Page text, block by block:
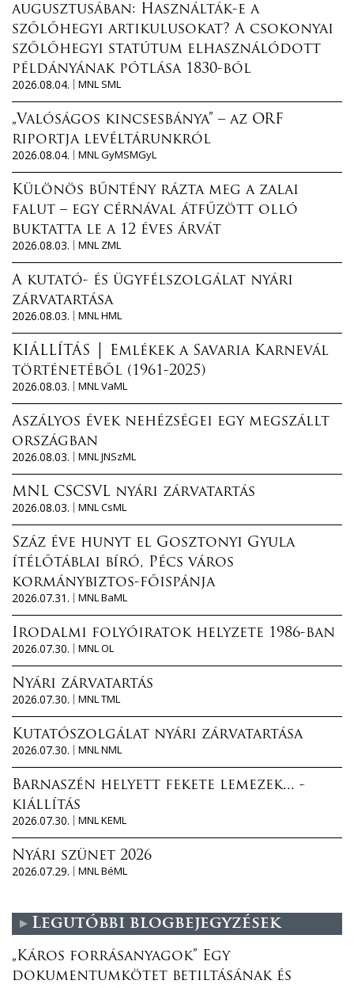
augusztusában: Használták-e a
szőlőhegyi artikulusokat? A csokonyai
szőlőhegyi statútum elhasználódott
példányának pótlása 1830-ból
2026.08.04.
MNL SML
„Valóságos kincsesbánya” – az ORF
riportja levéltárunkról
2026.08.04.
MNL GyMSMGyL
Különös bűntény rázta meg a zalai
falut – egy cérnával átfűzött olló
buktatta le a 12 éves árvát
2026.08.03.
MNL ZML
A kutató- és ügyfélszolgálat nyári
zárvatartása
2026.08.03.
MNL HML
KIÁLLÍTÁS │ Emlékek a Savaria Karnevál
történetéből (1961-2025)
2026.08.03.
MNL VaML
Aszályos évek nehézségei egy megszállt
országban
2026.08.03.
MNL JNSzML
MNL CSCSVL nyári zárvatartás
2026.08.03.
MNL CsML
Száz éve hunyt el Gosztonyi Gyula
ítélőtáblai bíró, Pécs város
kormánybiztos-főispánja
2026.07.31.
MNL BaML
Irodalmi folyóiratok helyzete 1986-ban
2026.07.30.
MNL OL
Nyári zárvatartás
2026.07.30.
MNL TML
Kutatószolgálat nyári zárvatartása
2026.07.30.
MNL NML
Barnaszén helyett fekete lemezek... -
kiállítás
2026.07.30.
MNL KEML
Nyári szünet 2026
2026.07.29.
MNL BéML
Legutóbbi blogbejegyzések
„Káros forrásanyagok” Egy
dokumentumkötet betiltásának és